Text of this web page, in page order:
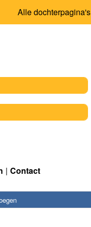
Alle dochterpagina's
Contact